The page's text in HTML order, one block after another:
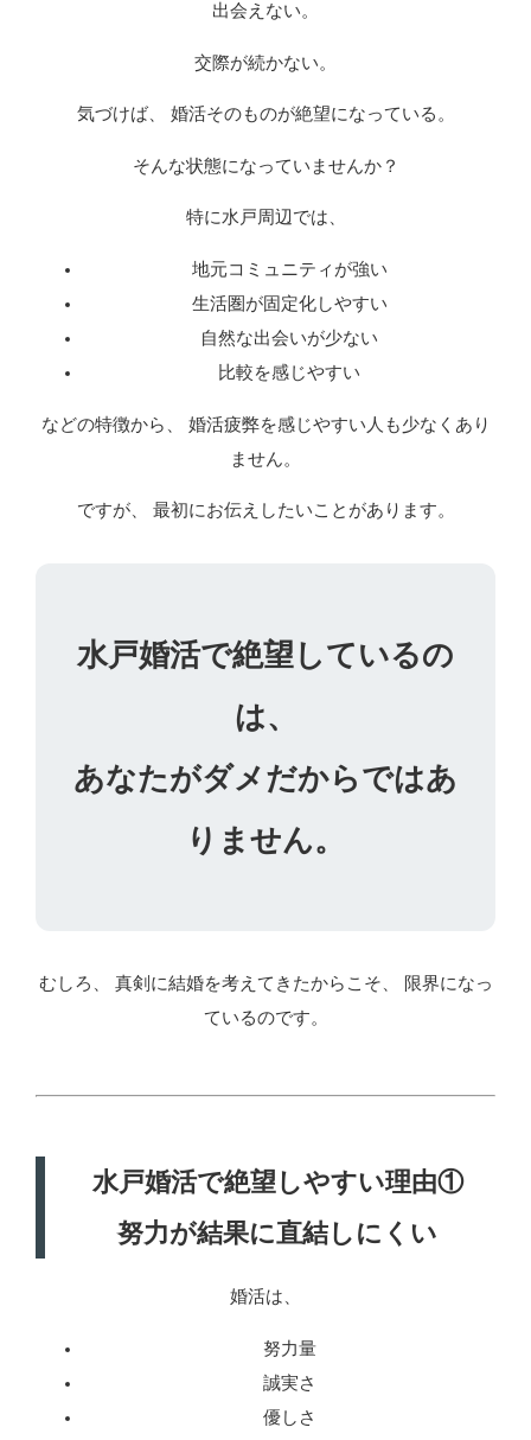
出会えない。
交際が続かない。
気づけば、 婚活そのものが絶望になっている。
そんな状態になっていませんか？
特に水戸周辺では、
地元コミュニティが強い
生活圏が固定化しやすい
自然な出会いが少ない
比較を感じやすい
などの特徴から、 婚活疲弊を感じやすい人も少なくあり
ません。
ですが、 最初にお伝えしたいことがあります。
水戸婚活で絶望しているの
は、
あなたがダメだからではあ
りません。
むしろ、 真剣に結婚を考えてきたからこそ、 限界になっ
ているのです。
水戸婚活で絶望しやすい理由①
努力が結果に直結しにくい
婚活は、
努力量
誠実さ
優しさ